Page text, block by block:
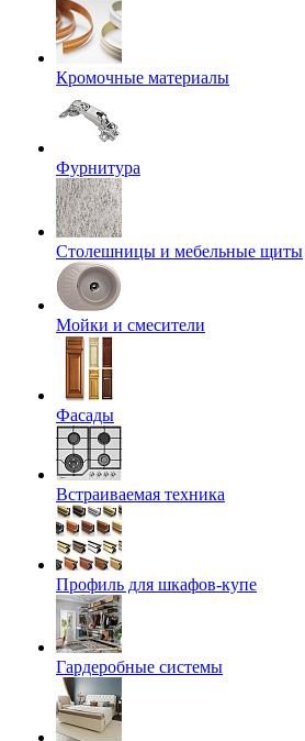
Кромочные материалы
Фурнитура
Столешницы и мебельные щиты
Мойки и смесители
Фасады
Встраиваемая техника
Профиль для шкафов-купе
Гардеробные системы